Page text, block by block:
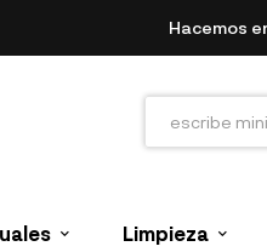
Hacemos
Limpieza